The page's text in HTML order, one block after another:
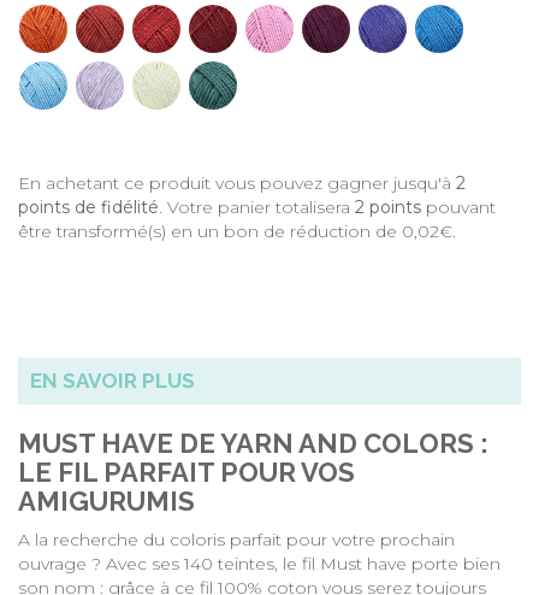
En achetant ce produit vous pouvez gagner jusqu'à 2
points de fidélité. Votre panier totalisera 2 points pouvant
être transformé(s) en un bon de réduction de 0,02€.
EN SAVOIR PLUS
MUST HAVE DE YARN AND COLORS :
LE FIL PARFAIT POUR VOS
AMIGURUMIS
A la recherche du coloris parfait pour votre prochain
ouvrage ? Avec ses 140 teintes, le fil Must have porte bien
son nom : grâce à ce fil 100% coton vous serez toujours